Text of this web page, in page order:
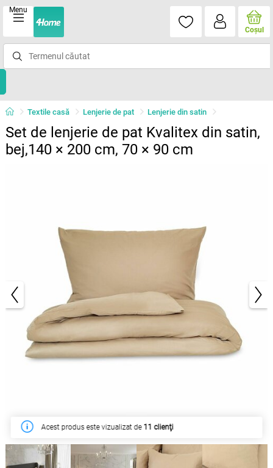
Menu
Coşul
Textile casă Lenjerie de pat Lenjerie din satin
Set de lenjerie de pat Kvalitex din satin,
bej,140 × 200 cm, 70 × 90 cm
Acest produs este vizualizat de 11 clienţi